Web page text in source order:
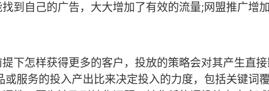
到自己的广告，大大增加了有效的流量;网盟推广增
下怎样获得更多的客户，投放的策略会对其产生直接
服务的投入产出比来决定投入的力度，包括关键词覆